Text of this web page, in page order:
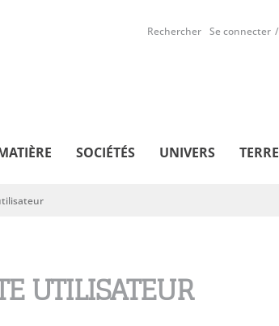
Rechercher Se connecter
SOCIÉTÉS UNIVERS TERRE
UTILISATEUR